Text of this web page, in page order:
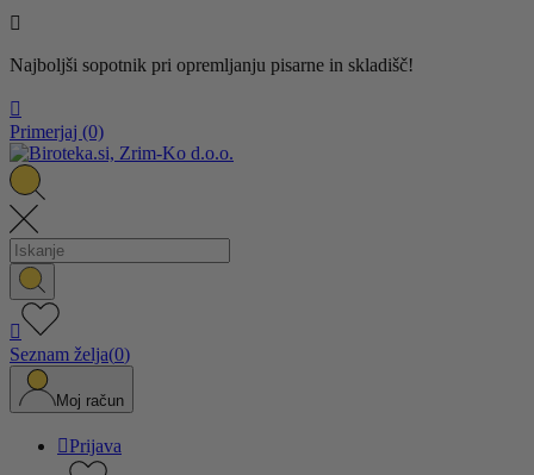

Najboljši sopotnik pri opremljanju pisarne in skladišč!

Primerjaj (0)

Seznam želja(0)
Moj račun
Prijava